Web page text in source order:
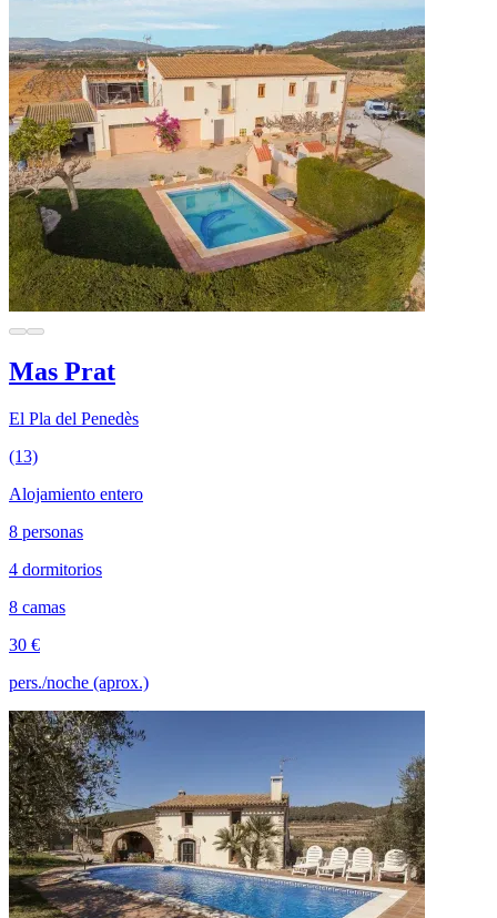
Mas Prat
El Pla del Penedès
(13)
Alojamiento entero
8 personas
4 dormitorios
8 camas
30 €
pers./noche (aprox.)